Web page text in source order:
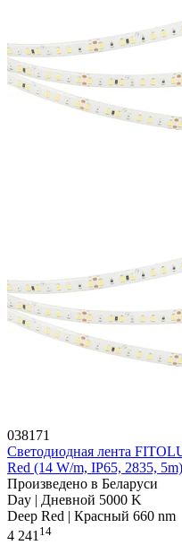
038171
Светодиодная лента
Red (14 W/m, IP65, 2835,
Произведено в Беларуси
Day | Дневной 5000 K
Deep Red | Красный 660 nm
4 24114